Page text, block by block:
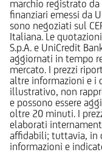
marchio registrato da
finanziari emessi da
sono negoziati sul
Italiana. Le
S.p.A. e UniCredit
aggiornati in tempo
mercato. I prezzi
altre informazioni e i
illustrativo, non
e possono essere
oltre 20 minuti. I
elaborati
affidabili; tuttavia, in
informazioni e